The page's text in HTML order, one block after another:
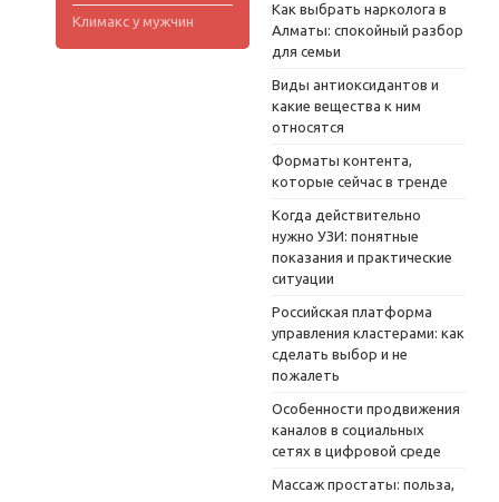
Климакс у мужчин
Как выбрать нарколога в
Алматы: спокойный разбор
для семьи
Виды антиоксидантов и
какие вещества к ним
относятся
Форматы контента,
которые сейчас в тренде
Когда действительно
нужно УЗИ: понятные
показания и практические
ситуации
Российская платформа
управления кластерами: как
сделать выбор и не
пожалеть
Особенности продвижения
каналов в социальных
сетях в цифровой среде
Массаж простаты: польза,